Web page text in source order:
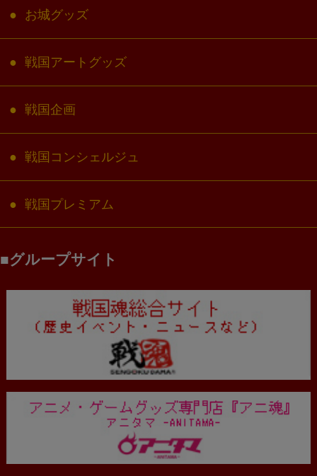
お城グッズ
戦国アートグッズ
戦国企画
戦国コンシェルジュ
戦国プレミアム
グループサイト